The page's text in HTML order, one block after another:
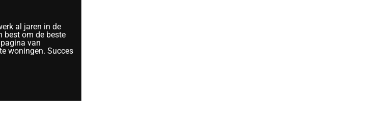
al jaren in de
best om de beste
van
woningen. Succes